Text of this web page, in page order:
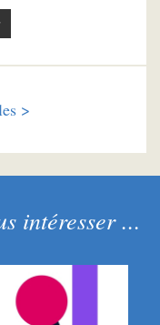
>
intéresser ...